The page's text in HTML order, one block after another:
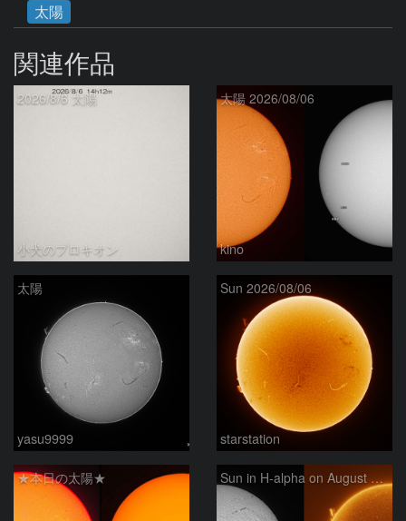
太陽
関連作品
2026/8/6 太陽
小犬のプロキオン
太陽 2026/08/06
kino
太陽
yasu9999
Sun 2026/08/06
starstation
★本日の太陽★ Sun in H-alpha on August 6, 2026